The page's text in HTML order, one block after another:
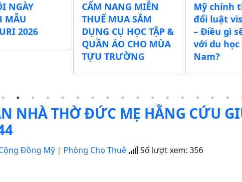
NGÀY
MẪU
2026
CẨM NANG MIỄN
THUẾ MUA SẮM
DỤNG CỤ HỌC TẬP &
QUẦN ÁO CHO MÙA
TỰU TRƯỜNG
Mỹ chính
đổi luật
– Điều gì
với du
Nam?
NHÀ THỜ ĐỨC MẸ HẰNG CỨU
Đồng Mỹ | Phòng Cho Thuê Số lượt xem: 356